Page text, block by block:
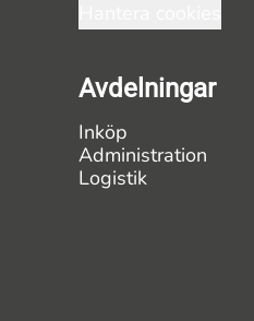
Avdelningar
Inköp
Administration
Logistik